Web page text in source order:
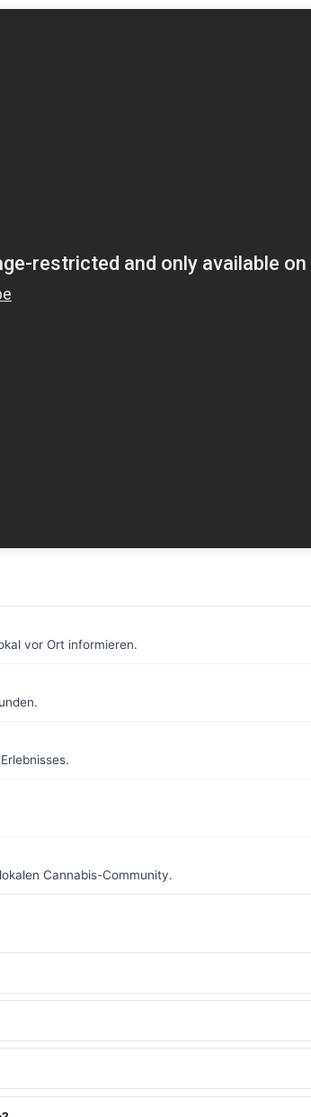
vor Ort informieren.
Cannabis-Community.